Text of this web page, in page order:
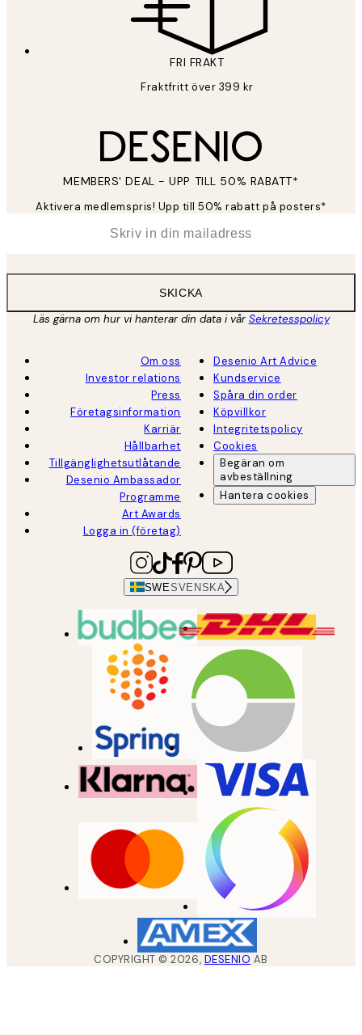
FRI FRAKT
Fraktfritt över 399 kr
MEMBERS' DEAL - UPP TILL 50% RABATT*
Aktivera medlemspris! Upp till 50% rabatt på posters*
SKICKA
Läs gärna om hur vi hanterar din data i vårSekretesspolicy
Om oss
Investor relations
Press
Företagsinformation
Karriär
Hållbarhet
Tillgänglighetsutlåtande
Desenio Ambassador
Programme
Art Awards
Logga in (företag)
Desenio Art Advice
Kundservice
Spåra din order
Köpvillkor
Integritetspolicy
Cookies
Begäran om
avbeställning
Hantera cookies
SWESVENSKA
COPYRIGHT ©2026, DESENIO AB